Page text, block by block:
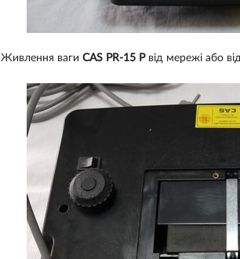
Живлення ваги CAS PR-15 Pвід мережі або